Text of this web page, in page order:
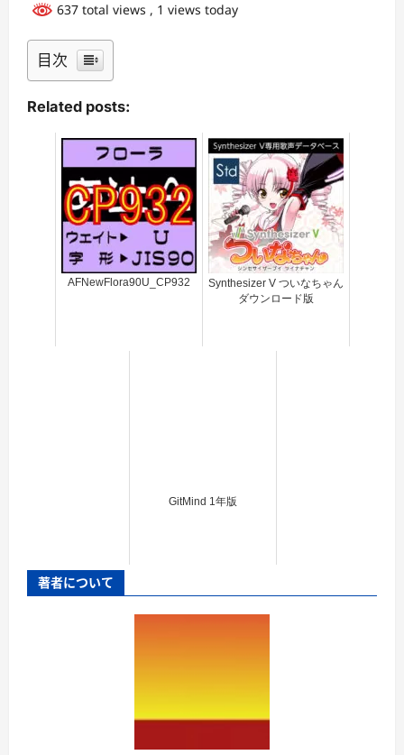
637 total views , 1 views today
目次
Related posts:
AFNewFlora90U_CP932
Synthesizer V ついなちゃん
ダウンロード版
GitMind 1年版
著者について